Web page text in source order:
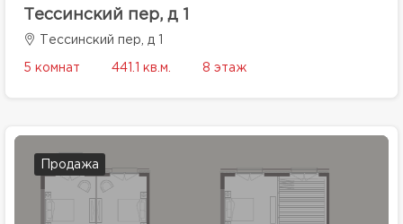
Тессинский пер, д 1
Тессинский пер, д 1
5 комнат 441.1 кв.м. 8 этаж
Продажа